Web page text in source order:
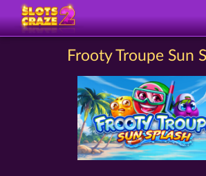
Frooty Troupe Sun